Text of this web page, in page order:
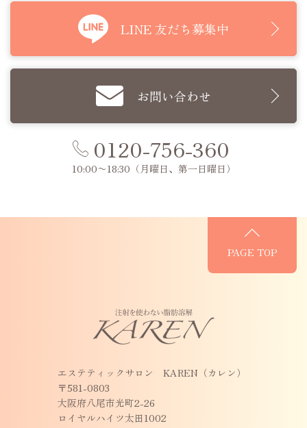
LINE 友だち募集中
お問い合わせ
0120-756-360
10:00〜18:30 （月曜日、第一日曜日）
PAGE TOP
エステティックサロン KAREN（カレン）
〒581-0803
大阪府八尾市光町2-26
ロイヤルハイツ太田1002